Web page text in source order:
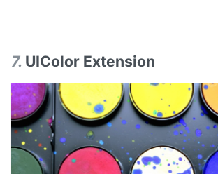
7. UIColor Extension